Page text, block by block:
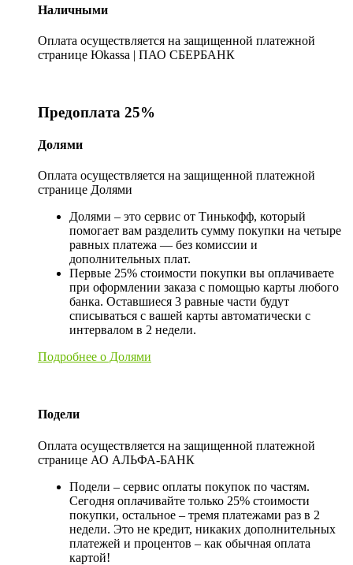
Наличными
Оплата осуществляется на защищенной платежной
странице Юkassa | ПАО СБЕРБАНК
Предоплата 25%
Долями
Оплата осуществляется на защищенной платежной
странице Долями
Долями – это сервис от Тинькофф, который
помогает вам разделить сумму покупки на четыре
равных платежа — без комиссии и
дополнительных плат.
Первые 25% стоимости покупки вы оплачиваете
при оформлении заказа с помощью карты любого
банка. Оставшиеся 3 равные части будут
списываться с вашей карты автоматически с
интервалом в 2 недели.
Подробнее о Долями
Подели
Оплата осуществляется на защищенной платежной
странице АО АЛЬФА-БАНК
Подели – сервис оплаты покупок по частям.
Сегодня оплачивайте только 25% стоимости
покупки, остальное – тремя платежами раз в 2
недели. Это не кредит, никаких дополнительных
платежей и процентов – как обычная оплата
картой!